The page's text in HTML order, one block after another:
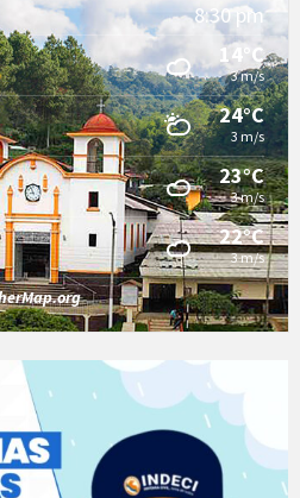
8:30 pm
14°C
3 m/s
24°C
3 m/s
23°C
3 m/s
22°C
3 m/s